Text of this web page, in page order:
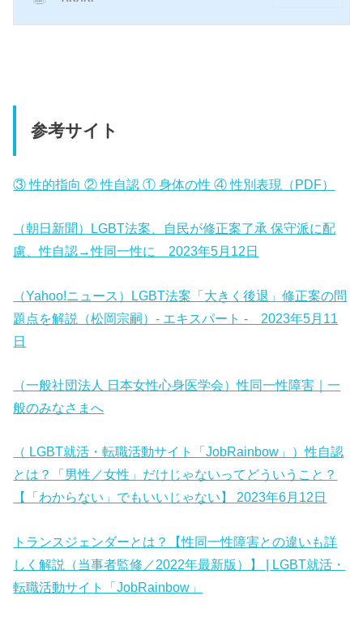
ーで発言したのだ。どんな映画なのか？ 画像
参考サイト
③ 性的指向 ② 性自認 ① 身体の性 ④ 性別表現（PDF）
（朝日新聞）LGBT法案、自民が修正案了承 保守派に配
慮、性自認→性同一性に 2023年5月12日
（Yahoo!ニュース）LGBT法案「大きく後退」修正案の問
題点を解説（松岡宗嗣）- エキスパート - 2023年5月11
日
（一般社団法人 日本女性心身医学会）性同一性障害｜一
般のみなさまへ
（ LGBT就活・転職活動サイト「JobRainbow」）性自認
とは？「男性／女性」だけじゃないってどういうこと？
【「わからない」でもいいじゃない】 2023年6月12日
トランスジェンダーとは？【性同一性障害との違いも詳
しく解説（当事者監修／2022年最新版）】 | LGBT就活・
転職活動サイト「JobRainbow」